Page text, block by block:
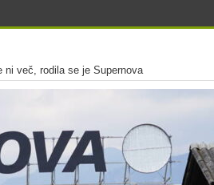
ni več, rodila se je Supernova